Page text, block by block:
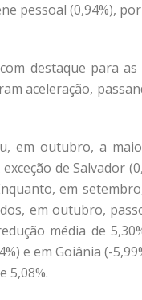
pessoal (0,94%),
destaque para
aceleração,
em outubro, a
de Salvador
em
em outubro,
média de
e em Goiânia (-
5,08%.